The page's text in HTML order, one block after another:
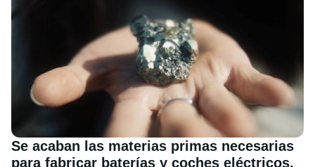
Se acaban las materias primas necesarias
para fabricar baterías y coches eléctricos,